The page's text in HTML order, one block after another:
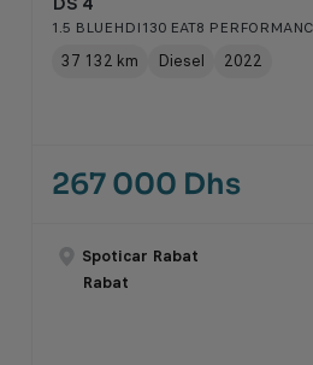
1.5 BLUEHDI130 EAT8
37 132 km Diesel 2022
267 000 Dhs
Spoticar Rabat
Rabat